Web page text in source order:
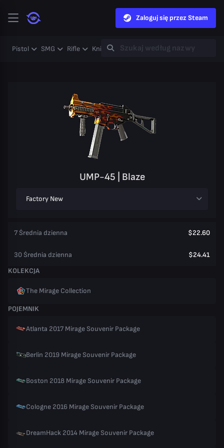
Zaloguj się przez Steam
Pistol SMG Rifle Knife Gloves Heavy Case
UMP-45 | Blaze
Factory New
7 Średnia dzienna $22.60
30 Średnia dzienna
$24.41
KOLEKCJA
The Mirage Collection
POJEMNIK
Atlanta 2017 Mirage Souvenir Package
Berlin 2019 Mirage Souvenir Package
Boston 2018 Mirage Souvenir Package
Cologne 2016 Mirage Souvenir Package
DreamHack 2014 Mirage Souvenir Package